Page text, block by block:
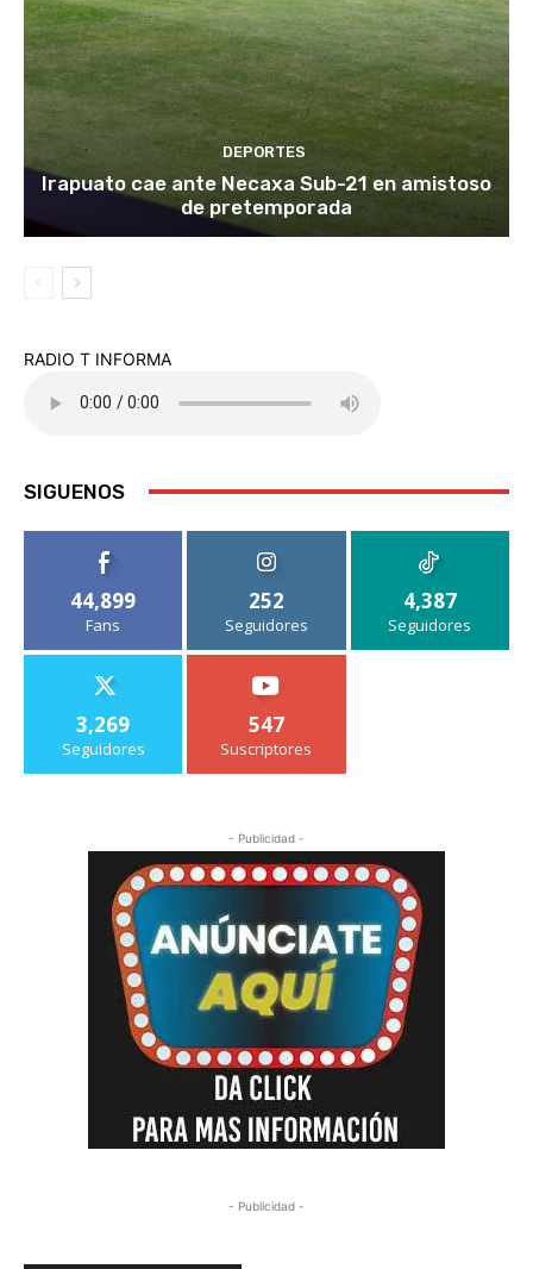
DEPORTES
Irapuato cae ante Necaxa Sub-21 en amistoso
de pretemporada
RADIO T INFORMA
SIGUENOS
44,899
Fans
252
Seguidores
4,387
Seguidores
3,269
Seguidores
547
Suscriptores
- Publicidad -
- Publicidad -